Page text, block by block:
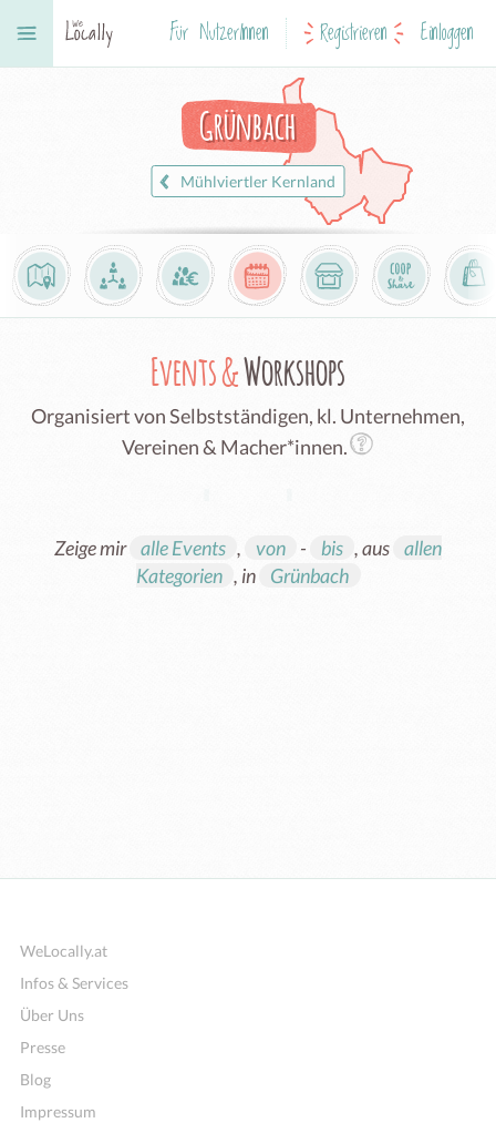
Für NutzerInnen Registrieren Einloggen
Grünbach
Mühlviertler Kernland
Events &Workshops
Organisiert von Selbstständigen, kl. Unternehmen,
Vereinen & Macher*innen.
Zeige mir alle Events , von - bis , aus allen
Kategorien , in Grünbach
WeLocally.at
Infos & Services
Über Uns
Presse
Blog
Impressum